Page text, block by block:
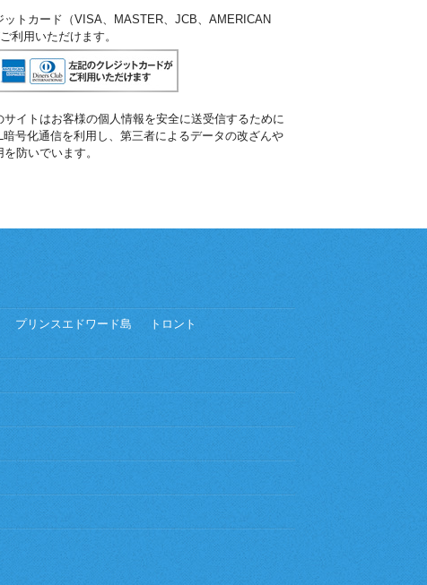
トカード（VISA、MASTER、JCB、AMERICAN
利用いただけます。
サイトはお客様の個人情報を安全に送受信するために
暗号化通信を利用し、第三者によるデータの改ざんや
を防いでいます。
プリンスエドワード島
トロント